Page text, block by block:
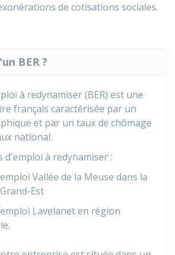
de cotisations sociales.
BER ?
à redynamiser (BER) est une
français caractérisée par un
et par un taux de chômage
national.
d'emploi à redynamiser :
Vallée de la Meuse dans la
Est
Lavelanet en région